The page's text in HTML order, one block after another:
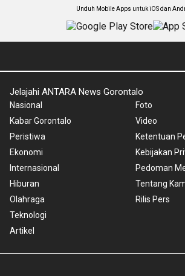
Unduh Mobile Apps untuk iOS dan
Jelajahi ANTARA News Gorontalo
Nasional
Kabar Gorontalo
Peristiwa
Ekonomi
Internasional
Hiburan
Olahraga
Teknologi
Artikel
Foto
Video
Ketentuan
Kebijakan
Pedoman
Tentang
Rilis Pers